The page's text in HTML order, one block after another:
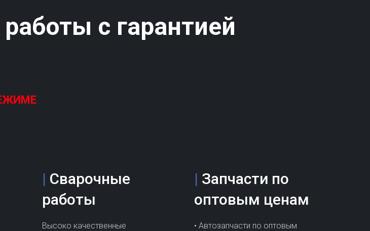
с гарантией
| Сварочные
работы
Высоко качественные
| Запчасти по
оптовым ценам
• Автозапчасти по оптовым